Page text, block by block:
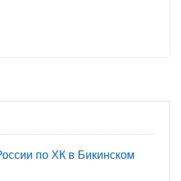
по ХК в Бикинском